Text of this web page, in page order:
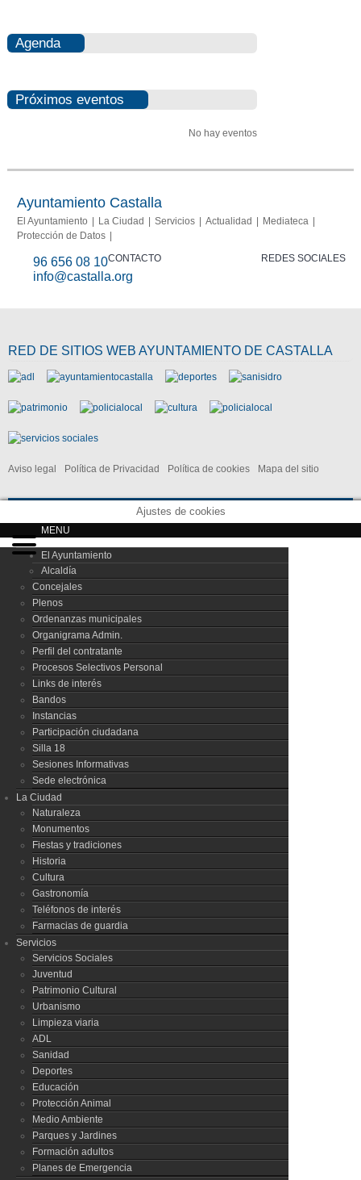
Agenda
Próximos eventos
No hay eventos
Ayuntamiento Castalla
El Ayuntamiento La Ciudad Servicios Actualidad
Mediateca
Protección de Datos
CONTACTO
96 656 08 10
info@castalla.org
REDES SOCIALES
RED DE SITIOS WEB AYUNTAMIENTO DE CASTALLA
Aviso legal Política de Privacidad Política de cookies Mapa del sitio
Ajustes de cookies
MENU
El Ayuntamiento
Alcaldía
Concejales
Plenos
Ordenanzas municipales
Organigrama Admin.
Perfil del contratante
Procesos Selectivos Personal
Links de interés
Bandos
Instancias
Participación ciudadana
Silla 18
Sesiones Informativas
Sede electrónica
La Ciudad
Naturaleza
Monumentos
Fiestas y tradiciones
Historia
Cultura
Gastronomía
Teléfonos de interés
Farmacias de guardia
Servicios
Servicios Sociales
Juventud
Patrimonio Cultural
Urbanismo
Limpieza viaria
ADL
Sanidad
Deportes
Educación
Protección Animal
Medio Ambiente
Parques y Jardines
Formación adultos
Planes de Emergencia